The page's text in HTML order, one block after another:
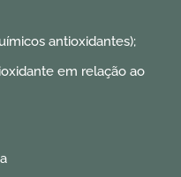
antioxidantes);
em relação ao